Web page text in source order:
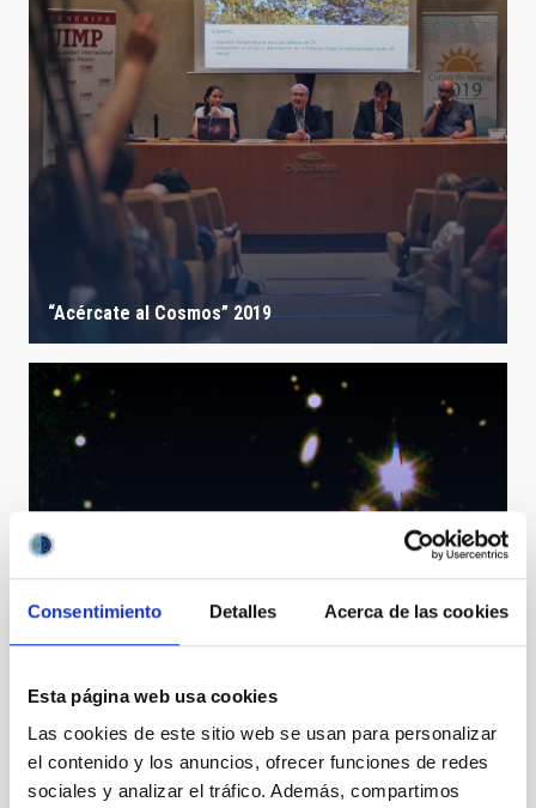
Consentimiento Detalles Acerca de las cookies
Esta página web usa cookies
Las cookies de este sitio web se usan para personalizar
el contenido y los anuncios, ofrecer funciones de redes
sociales y analizar el tráfico. Además, compartimos
“Acércate al Cosmos” 2019
Detectan una “mina de oro” en una colisión estelar
lejana